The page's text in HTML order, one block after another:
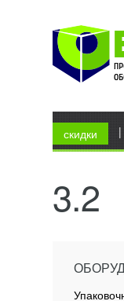
Вы
Главная |
3.2
скидки